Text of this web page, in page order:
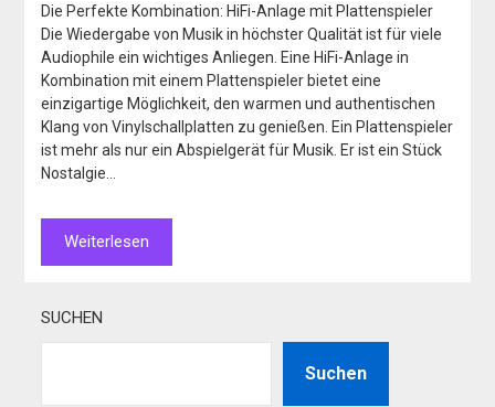
Die Perfekte Kombination: HiFi-Anlage mit Plattenspieler
Die Wiedergabe von Musik in höchster Qualität ist für viele
Audiophile ein wichtiges Anliegen. Eine HiFi-Anlage in
Kombination mit einem Plattenspieler bietet eine
einzigartige Möglichkeit, den warmen und authentischen
Klang von Vinylschallplatten zu genießen. Ein Plattenspieler
ist mehr als nur ein Abspielgerät für Musik. Er ist ein Stück
Nostalgie…
Weiterlesen
SUCHEN
Suchen